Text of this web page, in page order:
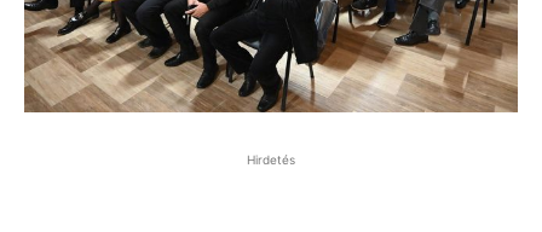
Hirdetés